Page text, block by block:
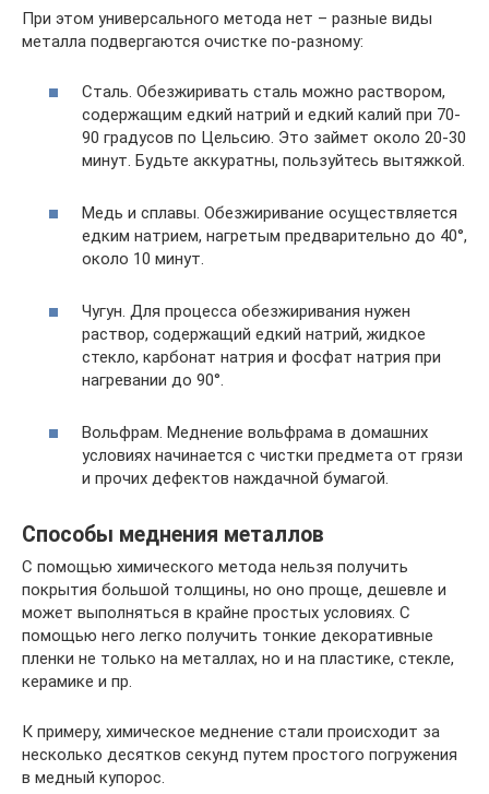
При этом универсального метода нет – разные виды
металла подвергаются очистке по-разному:
Сталь. Обезжиривать сталь можно раствором,
содержащим едкий натрий и едкий калий при 70-
90 градусов по Цельсию. Это займет около 20-30
минут. Будьте аккуратны, пользуйтесь вытяжкой.
Медь и сплавы. Обезжиривание осуществляется
едким натрием, нагретым предварительно до 40°,
около 10 минут.
Чугун. Для процесса обезжиривания нужен
раствор, содержащий едкий натрий, жидкое
стекло, карбонат натрия и фосфат натрия при
нагревании до 90°.
Вольфрам. Меднение вольфрама в домашних
условиях начинается с чистки предмета от грязи
и прочих дефектов наждачной бумагой.
Способы меднения металлов
С помощью химического метода нельзя получить
покрытия большой толщины, но оно проще, дешевле и
может выполняться в крайне простых условиях. С
помощью него легко получить тонкие декоративные
пленки не только на металлах, но и на пластике, стекле,
керамике и пр.
К примеру, химическое меднение стали происходит за
несколько десятков секунд путем простого погружения
в медный купорос.